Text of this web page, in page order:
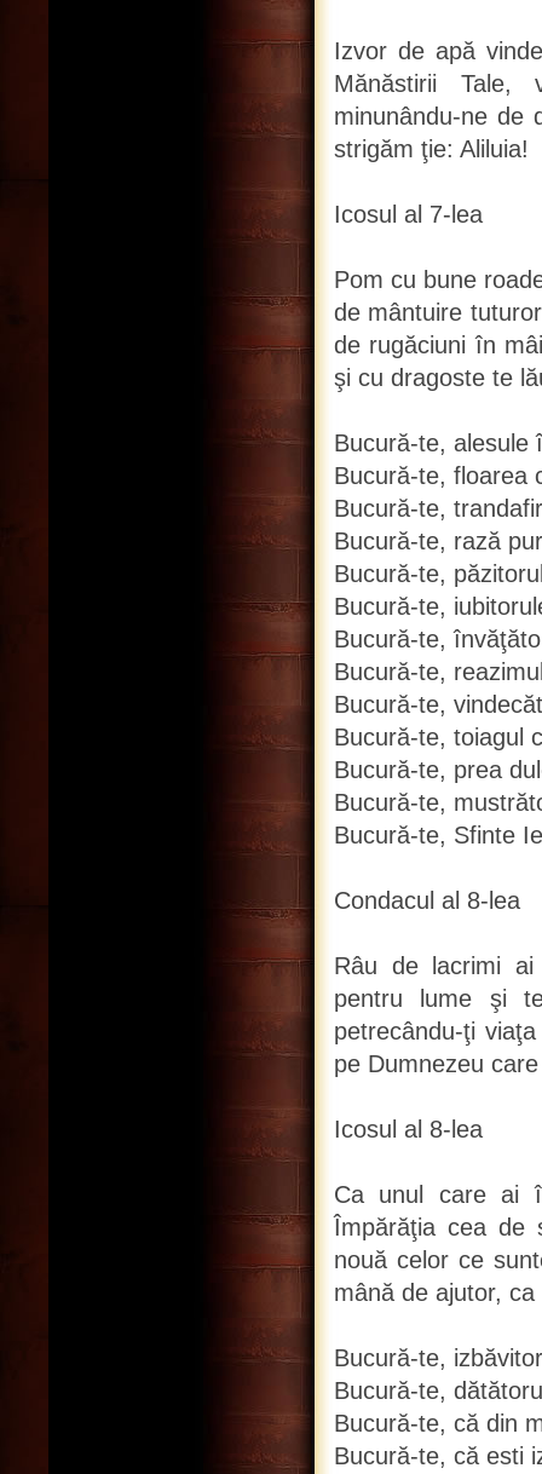
Izvor de apă
Mănăstirii Tale,
minunându-ne de
strigăm ţie: Aliluia!
Icosul al 7-lea
Pom cu bune
de mântuire
de rugăciuni în
şi cu dragoste te
Bucură-te, alesule
Bucură-te, floarea
Bucură-te,
Bucură-te, rază
Bucură-te,
Bucură-te,
Bucură-te,
Bucură-te,
Bucură-te,
Bucură-te, toiagul
Bucură-te, prea
Bucură-te,
Bucură-te, Sfinte
Condacul al 8-lea
Râu de lacrimi ai
pentru lume şi
petrecându-ţi
pe Dumnezeu
Icosul al 8-lea
Ca unul care ai
Împărăţia cea de
nouă celor ce
mână de ajutor,
Bucură-te,
Bucură-te,
Bucură-te, că din
Bucură-te, că esti